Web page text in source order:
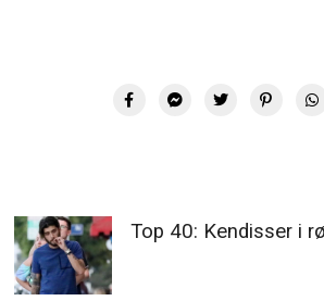
Top 40: Kendisser i